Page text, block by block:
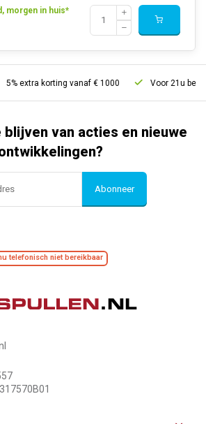
morgen in huis*
extra korting vanaf € 1000 Voor 21u besteld,
blijven van acties en nieuwe
Abonneer
telefonisch niet bereikbaar